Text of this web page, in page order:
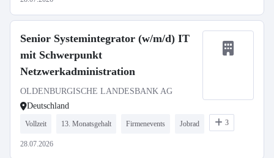
Senior Systemintegrator (w/m/d) IT
mit Schwerpunkt
Netzwerkadministration
OLDENBURGISCHE LANDESBANK AG
Deutschland
Vollzeit 13. Monatsgehalt Firmenevents Jobrad 3
28.07.2026